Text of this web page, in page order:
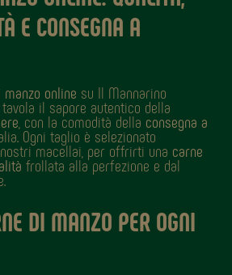
E CONSEGNA A
online su Il Mannarino
il sapore autentico della
, con la comodità della consegna a
Ogni taglio è selezionato
macellai, per offrirti una carne
frollata alla perfezione e dal
DI MANZO PER OGNI